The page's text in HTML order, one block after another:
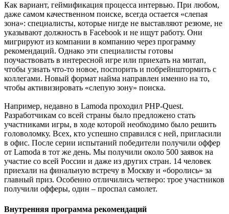
Как вариант, геймификация процесса интервью. При любом,
даже самом качественном поиске, всегда остается «слепая
зона»: специалисты, которые нигде не выставляют резюме, не
указывают должность в Facebook и не ищут работу. Они
мигрируют из компании в компанию через программу
рекомендаций. Однако эти специалисты готовы
поучаствовать в интересной игре или приехать на митап,
чтобы узнать что-то новое, поспорить и побрейнштормить с
коллегами. Новый формат найма направлен именно на то,
чтобы активизировать «слепую зону» поиска.
Например, недавно в Lamoda проходил PHP-Quest.
Разработчикам со всей страны было предложено стать
участниками игры, в ходе которой необходимо было решить
головоломку. Всех, кто успешно справился с ней, пригласили
в офис. После серии испытаний победители получили оффер
от Lamoda в тот же день. Мы получили около 500 заявок на
участие со всей России и даже из других стран. 14 человек
приехали на финальную встречу в Москву и «боролись» за
главный приз. Особенно отличились четверо: трое участников
получили офферы, один – проспал самолет.
Внутренняя программа рекомендаций